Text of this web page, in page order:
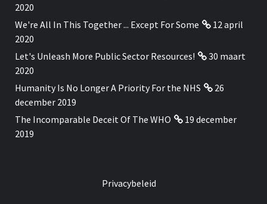
2020
We're All In This Together ... Except For Some
12 april
2020
Let's Unleash More Public Sector Resources!
30 maart
2020
Humanity Is No Longer A Priority For the NHS
26
december 2019
The Incomparable Deceit Of The WHO
19 december
2019
Privacybeleid